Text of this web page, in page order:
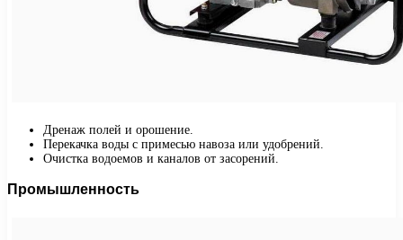
Дренаж полей и орошение.
Перекачка воды с примесью навоза или удобрений.
Очистка водоемов и каналов от засорений.
Промышленность